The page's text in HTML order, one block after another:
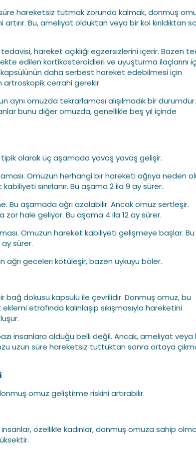
hareketsiz tutmak zorunda kalmak, donmuş
Bu, ameliyat olduktan veya bir kol kırıldıktan
hareket açıklığı egzersizlerini içerir. Bazen
edilen kortikosteroidleri ve uyuşturma ilaçlarını
daha serbest hareket edebilmesi için
cerrahi gerekir.
aynı omuzda tekrarlaması alışılmadık bir durumdur.
bunu diğer omuzda, genellikle beş yıl içinde
olarak üç aşamada yavaş yavaş gelişir.
Omuzun herhangi bir hareketi ağrıya neden
sınırlanır. Bu aşama 2 ila 9 ay sürer.
Bu aşamada ağrı azalabilir. Ancak omuz sertleşir.
zor hale geliyor. Bu aşama 4 ila 12 ay sürer.
Omuzun hareket kabiliyeti gelişmeye başlar. Bu
sürer.
ağrı geceleri kötüleşir, bazen uykuyu böler.
bağ dokusu kapsülü ile çevrilidir. Donmuş omuz, bu
etrafında kalınlaşıp sıkışmasıyla hareketini
insanlara olduğu belli değil. Ancak, ameliyat veya
uzun süre hareketsiz tuttuktan sonra ortaya
omuz geliştirme riskini artırabilir.
özellikle kadınlar, donmuş omuza sahip olma